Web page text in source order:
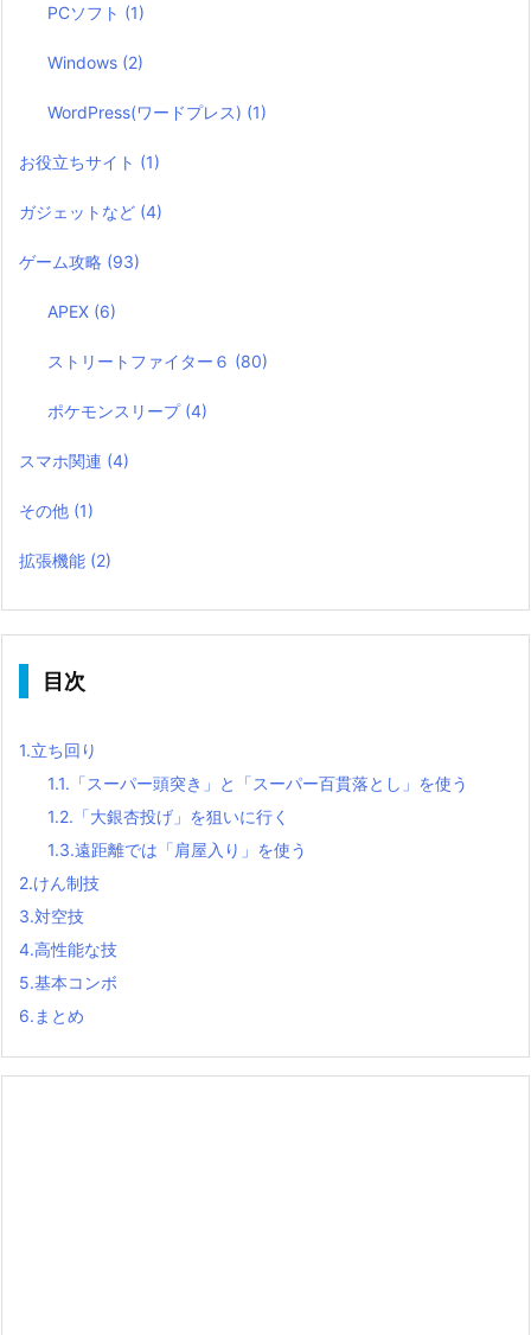
PCソフト (1)
Windows (2)
WordPress(ワードプレス) (1)
お役立ちサイト (1)
ガジェットなど (4)
ゲーム攻略 (93)
APEX (6)
ストリートファイター６ (80)
ポケモンスリープ (4)
スマホ関連 (4)
その他 (1)
拡張機能 (2)
目次
1.立ち回り
1.1. 「スーパー頭突き」と「スーパー百貫落とし」を使う
1.2. 「大銀杏投げ」を狙いに行く
1.3.遠距離では「肩屋入り」を使う
2.けん制技
3.対空技
4.高性能な技
5.基本コンボ
6. まとめ